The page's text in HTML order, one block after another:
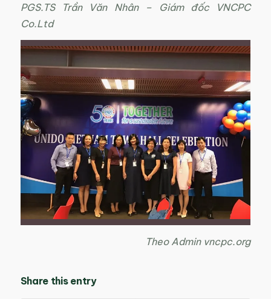
PGS.TS Trần Văn Nhân – Giám đốc VNCPC
Co.Ltd
Theo Admin vncpc.org
Share this entry